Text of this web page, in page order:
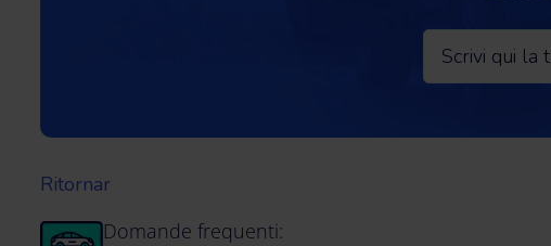
Ritornar
Domande frequenti: